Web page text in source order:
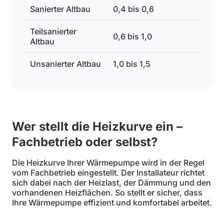
Sanierter Altbau 0,4 bis 0,6
Teilsanierter
Altbau
0,6 bis 1,0
Unsanierter Altbau 1,0 bis 1,5
Wer stellt die Heizkurve ein –
Fachbetrieb oder selbst?
Die Heizkurve Ihrer Wärmepumpe wird in der Regel
vom Fachbetrieb eingestellt. Der Installateur richtet
sich dabei nach der Heizlast, der Dämmung und den
vorhandenen Heizflächen. So stellt er sicher, dass
Ihre Wärmepumpe effizient und komfortabel arbeitet.